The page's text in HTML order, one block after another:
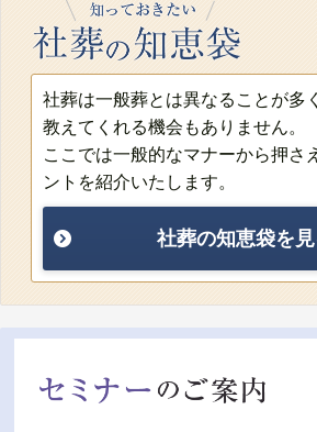
社葬は一般葬とは異なることが多
教えてくれる機会もありません。
ここでは一般的なマナーから押さ
ントを紹介いたします。
社葬の知恵袋を